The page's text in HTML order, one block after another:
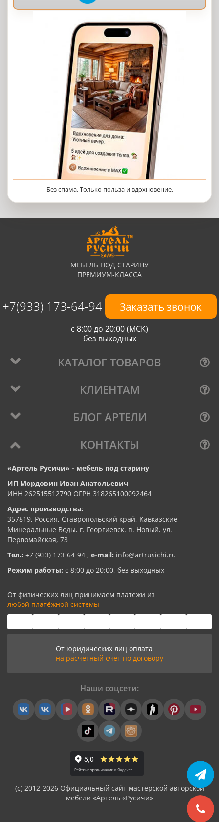
Без спама. Только польза и вдохновение.
МЕБЕЛЬ ПОД СТАРИНУ
ПРЕМИУМ-КЛАССА
+7(933) 173-64-94 Заказать звонок
с 8:00 до 20:00 (МСК)
без выходных
КАТАЛОГ ТОВАРОВ
КЛИЕНТАМ
БЛОГ АРТЕЛИ
КОНТАКТЫ
«Артель Русичи» - мебель под старину
ИП Мордовин Иван Анатольевич
ИНН 262515512790 ОГРН 318265100092464
Адрес производства:
357819, Россия, Ставропольский край, Кавказские
Минеральные Воды, г. Георгиевск, п. Новый, ул.
Первомайская, 73
Тел.: +7 (933) 173-64-94 , e-mail: info@artrusichi.ru
Режим работы: с 8:00 до 20:00, без выходных
От физических лиц принимаем платежи из
любой платёжной системы
От юридических лиц оплата
на расчетный счет по договору
(с) 2012-2026 Официальный сайт мастерской авторской
мебели «Артель «Русичи»
Наши соцсети: